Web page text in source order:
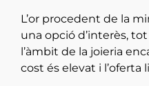
L’or procedent de la
una opció d’interès,
l’àmbit de la joieria
cost és elevat i l’oferta